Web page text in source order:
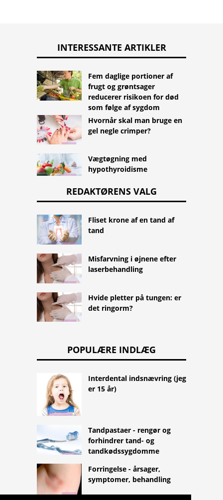
INTERESSANTE ARTIKLER
Fem daglige portioner af
frugt og grøntsager
reducerer risikoen for død
som følge af sygdom
Hvornår skal man bruge en
gel negle crimper?
Vægtøgning med
hypothyroidisme
REDAKTØRENS VALG
Fliset krone af en tand af
tand
Misfarvning i øjnene efter
laserbehandling
Hvide pletter på tungen: er
det ringorm?
POPULÆRE INDLÆG
Interdental indsnævring (jeg
er 15 år)
Tandpastaer - rengør og
forhindrer tand- og
tandkødssygdomme
Forringelse - årsager,
symptomer, behandling